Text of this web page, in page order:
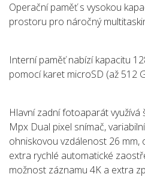
Operační paměť s vysokou
prostoru pro náročný
Interní paměť nabízí kapacitu
pomocí karet microSD (až 512
Hlavní zadní fotoaparát využívá
Mpx Dual pixel snímač,
ohniskovou vzdálenost 26 mm,
extra rychlé automatické
možnost záznamu 4K a extra